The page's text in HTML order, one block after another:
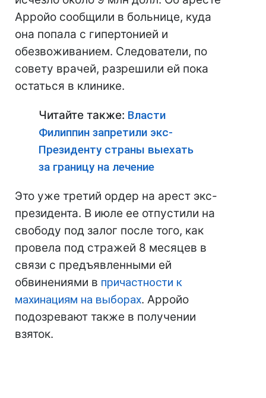
Арройо сообщили в больнице, куда
она попала с гипертонией и
обезвоживанием. Следователи, по
совету врачей, разрешили ей пока
остаться в клинике.
Читайте также: Власти
Филиппин запретили экс-
Президенту страны выехать
за границу на лечение
Это уже третий ордер на арест экс-
президента. В июле ее отпустили на
свободу под залог после того, как
провела под стражей 8 месяцев в
связи с предъявленными ей
обвинениями в причастности к
махинациям на выборах. Арройо
подозревают также в получении
взяток.